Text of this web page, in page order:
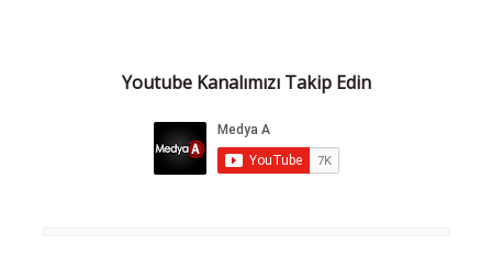
Youtube Kanalımızı Takip Edin